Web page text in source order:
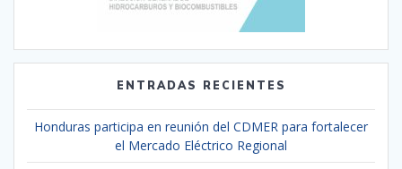
ENTRADAS RECIENTES
Honduras participa en reunión del CDMER para fortalecer
el Mercado Eléctrico Regional